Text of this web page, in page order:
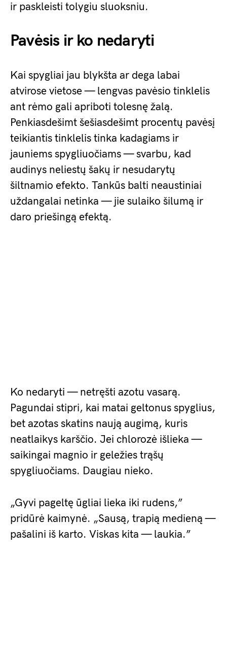
ir paskleisti tolygiu sluoksniu.
Pavėsis ir ko nedaryti
Kai spygliai jau blykšta ar dega labai
atvirose vietose — lengvas pavėsio tinklelis
ant rėmo gali apriboti tolesnę žalą.
Penkiasdešimt šešiasdešimt procentų pavėsį
teikiantis tinklelis tinka kadagiams ir
jauniems spygliuočiams — svarbu, kad
audinys neliestų šakų ir nesudarytų
šiltnamio efekto. Tankūs balti neaustiniai
uždangalai netinka — jie sulaiko šilumą ir
daro priešingą efektą.
Ko nedaryti — netręšti azotu vasarą.
Pagundai stipri, kai matai geltonus spyglius,
bet azotas skatins naują augimą, kuris
neatlaikys karščio. Jei chlorozė išlieka —
saikingai magnio ir geležies trąšų
spygliuočiams. Daugiau nieko.
„Gyvi pageltę ūgliai lieka iki rudens,”
pridūrė kaimynė. „Sausą, trapią medieną —
pašalini iš karto. Viskas kita — laukia.”